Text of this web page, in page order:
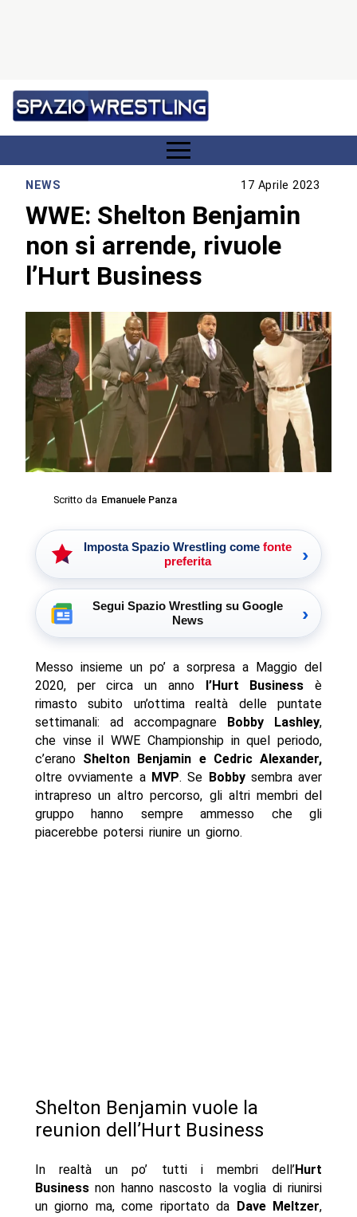
NEWS 17 Aprile 2023
WWE: Shelton Benjamin
non si arrende, rivuole
l’Hurt Business
Scritto da Emanuele Panza
Imposta Spazio Wrestling come fonte
preferita
›
Segui Spazio Wrestling su Google
News
›
Messo insieme un po’ a sorpresa a Maggio del
2020, per circa un anno
l’Hurt Business è
rimasto subito un’ottima realtà delle puntate
settimanali: ad accompagnare
Bobby Lashley,
che vinse il WWE Championship in quel periodo,
c’erano Shelton Benjamin e Cedric Alexander,
oltre ovviamente a MVP. Se Bobbysembra aver
intrapreso un altro percorso, gli altri membri del
gruppo hanno sempre ammesso che gli
piacerebbe potersi riunire un giorno.
Shelton Benjamin vuole la
reunion dell’Hurt Business
In realtà un po’ tutti i membri dell’Hurt
Businessnon hanno nascosto la voglia di riunirsi
un giorno ma, come riportato da
Dave Meltzer,